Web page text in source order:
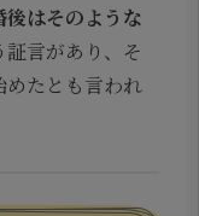
後はそのような
証言があり、そ
めたとも言われ